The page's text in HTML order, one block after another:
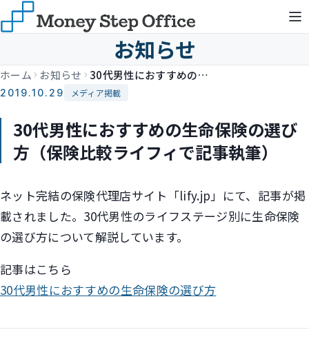
お知らせ
ホーム お知らせ 30代男性におすすめの生命保険の選び方（保険比較ライフィで記事執筆）
2019.10.29 メディア掲載
30代男性におすすめの生命保険の選び
方（保険比較ライフィで記事執筆）
ネット完結の保険代理店サイト「lify.jp」にて、記事が掲
載されました。30代男性のライフステージ別に生命保険
の選び方について解説しています。
記事はこちら
30代男性におすすめの生命保険の選び方